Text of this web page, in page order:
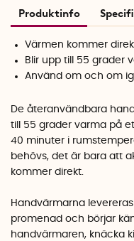
Produktinfo
Värmen kommer
Blir upp till 55 grader
Använd om och om
De återanvändbara
till 55 grader varma på
40 minuter i
behövs, det är bara att
kommer direkt.
Handvärmarna
promenad och börjar
handvärmaren, knäcka